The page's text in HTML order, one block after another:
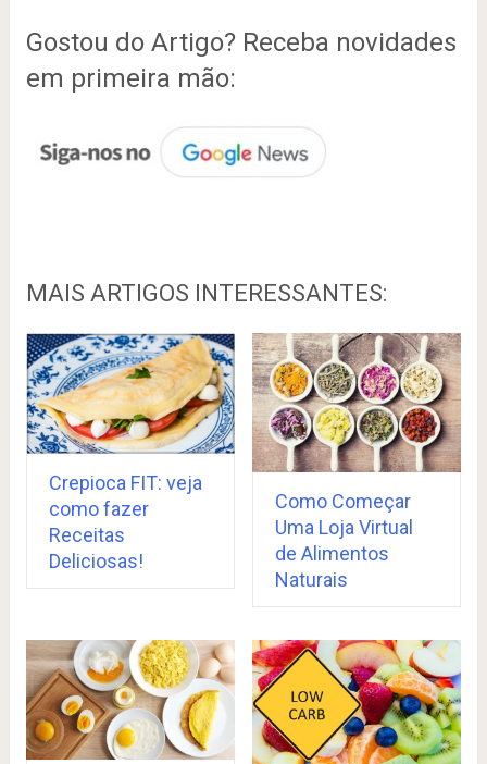
Gostou do Artigo? Receba novidades
em primeira mão:
MAIS ARTIGOS INTERESSANTES:
Crepioca FIT: veja
como fazer
Receitas
Deliciosas!
Como Começar
Uma Loja Virtual
de Alimentos
Naturais